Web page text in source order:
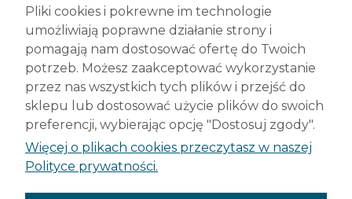
42-200 Częstochowa
tel. +48 (34) 377 42 98
info@robelit.pl
Pomoc
Płatności i dostawa
Pliki cookies i pokrewne im technologie
umożliwiają poprawne działanie strony i
pomagają nam dostosować ofertę do Twoich
potrzeb. Możesz zaakceptować wykorzystanie
przez nas wszystkich tych plików i przejść do
sklepu lub dostosować użycie plików do swoich
preferencji, wybierając opcję "Dostosuj zgody".
Więcej o plikach cookies przeczytasz w naszej
Polityce prywatności.